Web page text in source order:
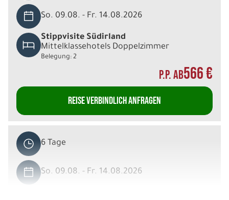
So. 09.08. - Fr. 14.08.2026
Stippvisite Südirland
Mittelklassehotels Doppelzimmer
Belegung: 2
P.P. AB566 €
REISE VERBINDLICH ANFRAGEN
6 Tage
So. 09.08. - Fr. 14.08.2026